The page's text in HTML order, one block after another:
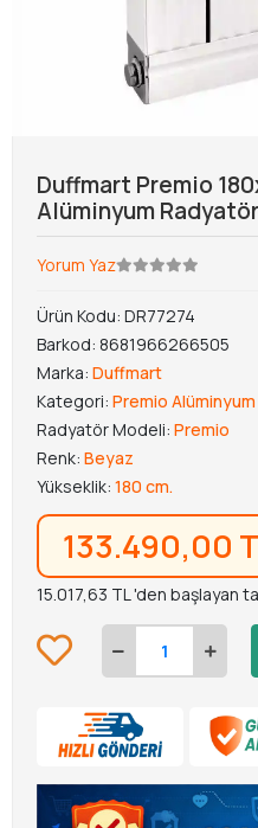
Duffmart Premio
Alüminyum Radyatör
Yorum Yaz
Ürün Kodu: DR77274
Barkod: 8681966266505
Marka: Duffmart
Kategori: Premio
Radyatör Modeli: Premio
Renk: Beyaz
Yükseklik: 180 cm.
133.490,00
15.017,63 TL 'den başlayan